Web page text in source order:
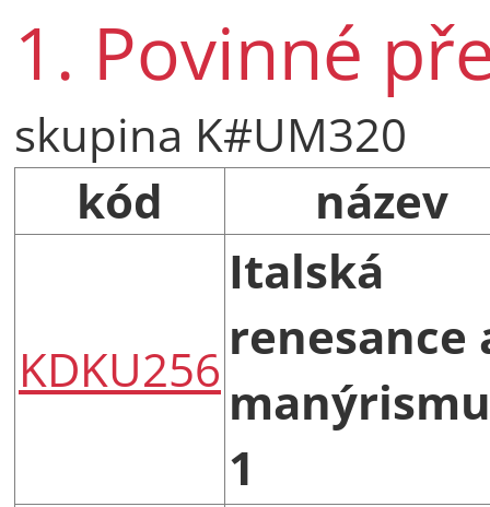
1. Povinné
skupina K#UM320
kód
název
KDKU256
Italská
renesance
1